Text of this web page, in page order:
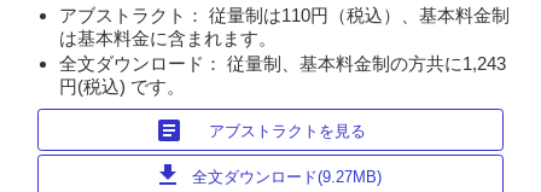
アブストラクト： 従量制は110円（税込）、基本料金制
は基本料金に含まれます。
全文ダウンロード： 従量制、基本料金制の方共に1,243
円(税込) です。
article アブストラクトを見る
download 全文ダウンロード(9.27MB)